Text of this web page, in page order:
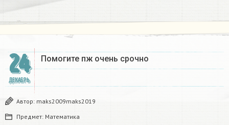
24
ДЕКАБРЬ
Помогите пж очень срочно​
Автор: maks2009maks2019
Предмет: Математика